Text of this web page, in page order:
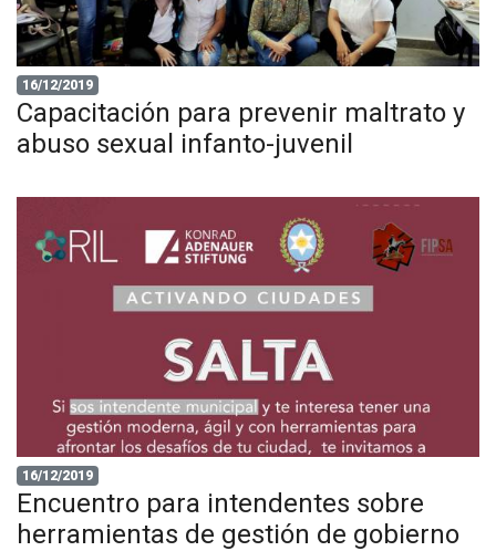
16/12/2019
Capacitación para prevenir maltrato y
abuso sexual infanto-juvenil
16/12/2019
Encuentro para intendentes sobre
herramientas de gestión de gobierno